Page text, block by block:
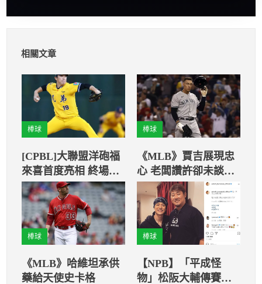
相關文章
棒球
[CPBL]大聯盟洋砲福
來喜首度亮相 終場兄
弟10比6擊敗富邦
棒球
《MLB》賈吉展現忠
心 老闆讚許卻未談續
棒球
《MLB》哈維坦承供
藥給天使史卡格
棒球
【NPB】「平成怪
物」松阪大輔傳賽季